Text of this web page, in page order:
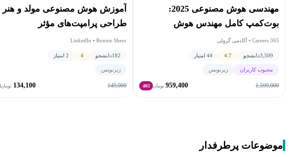
مهندسی هوش مصنوعی 2025:
بوت‌کمپ کامل مهندس هوش
مصنوعی
365 Careers • آکادمی گرولی
3,509دانشجو 4.7 44 امتیاز
محبوب کاربران زیرنویس
1,599,000
959,400 تومان 40٪
آموزش هوش مصنوعی مولد و هنر
طراحی پرامپت‌های مؤثر
LinkedIn • Ronnie Sheer
182دانشجو 4 2 امتیاز
زیرنویس
149,000
134,100 تومان
موضوعات پرطرفدار